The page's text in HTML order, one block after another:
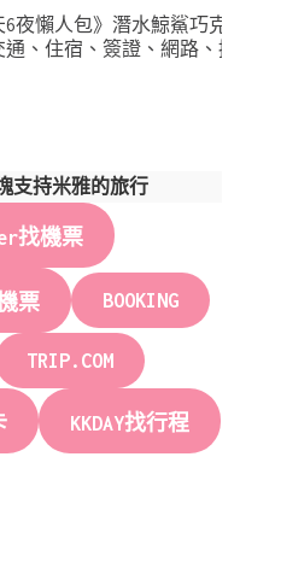
夜懶人包》潛水鯨鯊巧克
、住宿、簽證、網路、換
支持米雅的旅行
找機票
票 BOOKING
TRIP.COM
KKDAY找行程